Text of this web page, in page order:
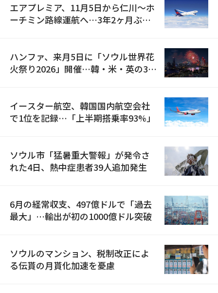
エアプレミア、11月5日から仁川〜ホ
ーチミン路線運航へ…3年2ヶ月ぶり
ハンファ、来月5日に「ソウル世界花
火祭り2026」開催…韓・米・英の3カ
イースター航空、韓国国内航空会社
で1位を記録…「上半期搭乗率93%」
ソウル市「猛暑重大警報」が発令さ
れた4日、熱中症患者39人追加発生
6月の経常収支、497億ドルで「過去
最大」…輸出が初の1000億ドル突破
ソウルのマンション、税制改正によ
る伝貰の月貰化加速を憂慮